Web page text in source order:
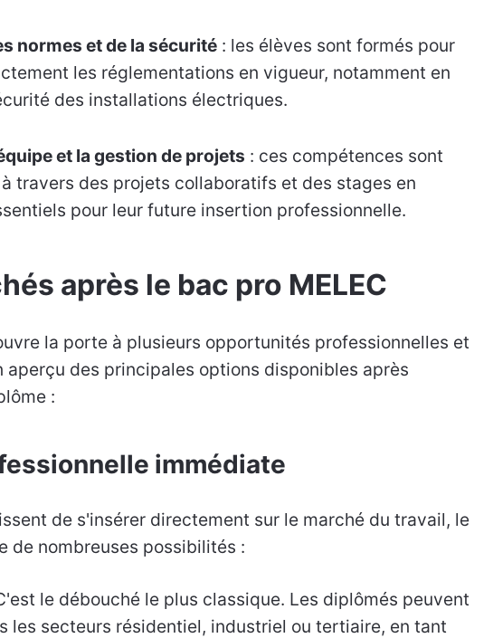
normes et de la sécurité: les élèves sont formés pour
les réglementations en vigueur, notamment en
des installations électriques.
et la gestion de projets : ces compétences sont
travers des projets collaboratifs et des stages en
pour leur future insertion professionnelle.
après le bac pro MELEC
la porte à plusieurs opportunités professionnelles et
aperçu des principales options disponibles après
:
immédiate
de s'insérer directement sur le marché du travail, le
de nombreuses possibilités :
le débouché le plus classique. Les diplômés peuvent
les secteurs résidentiel, industriel ou tertiaire, en tant